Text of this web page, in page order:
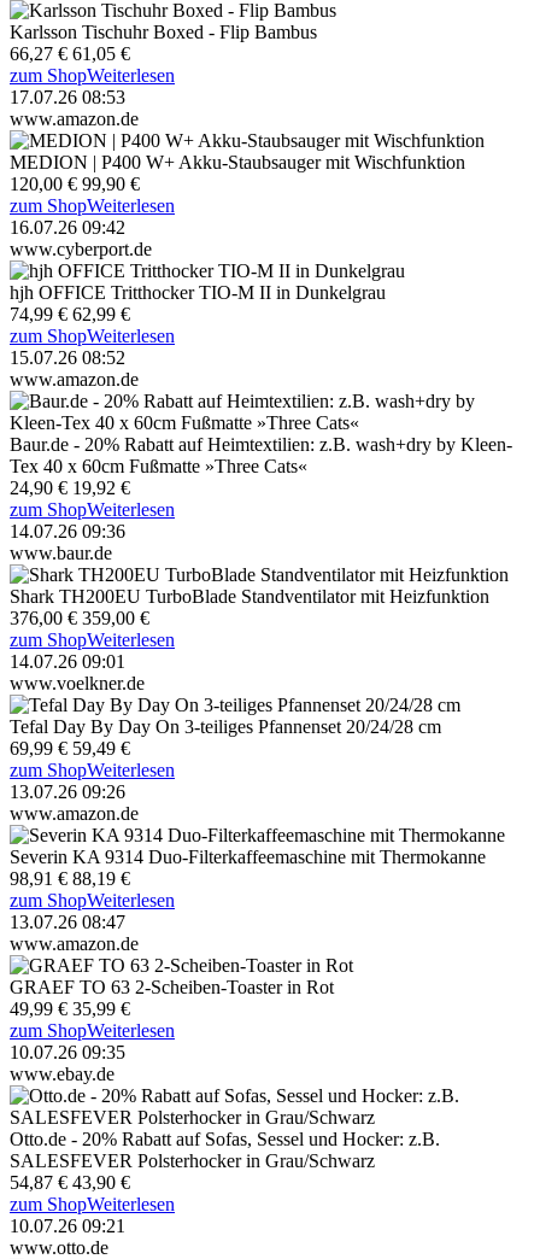
Karlsson Tischuhr Boxed - Flip Bambus
66,27 € 61,05 €
zum ShopWeiterlesen
17.07.26 08:53
www.amazon.de
MEDION | P400 W+ Akku-Staubsauger mit Wischfunktion
120,00 € 99,90 €
zum ShopWeiterlesen
16.07.26 09:42
www.cyberport.de
hjh OFFICE Tritthocker TIO-M II in Dunkelgrau
74,99 € 62,99 €
zum ShopWeiterlesen
15.07.26 08:52
www.amazon.de
Baur.de - 20% Rabatt auf Heimtextilien: z.B. wash+dry by Kleen-
Tex 40 x 60cm Fußmatte »Three Cats«
24,90 € 19,92 €
zum ShopWeiterlesen
14.07.26 09:36
www.baur.de
Shark TH200EU TurboBlade Standventilator mit Heizfunktion
376,00 € 359,00 €
zum ShopWeiterlesen
14.07.26 09:01
www.voelkner.de
Tefal Day By Day On 3-teiliges Pfannenset 20/24/28 cm
69,99 € 59,49 €
zum ShopWeiterlesen
13.07.26 09:26
www.amazon.de
Severin KA 9314 Duo-Filterkaffeemaschine mit Thermokanne
98,91 € 88,19 €
zum ShopWeiterlesen
13.07.26 08:47
www.amazon.de
GRAEF TO 63 2-Scheiben-Toaster in Rot
49,99 € 35,99 €
zum ShopWeiterlesen
10.07.26 09:35
www.ebay.de
Otto.de - 20% Rabatt auf Sofas, Sessel und Hocker: z.B.
SALESFEVER Polsterhocker in Grau/Schwarz
54,87 € 43,90 €
zum ShopWeiterlesen
10.07.26 09:21
www.otto.de